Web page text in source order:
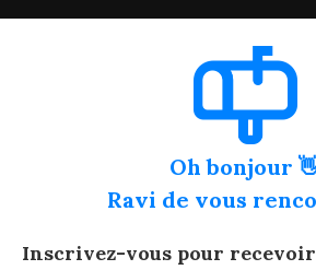
Oh bonjour
Ravi de vous
Inscrivez-vous pour